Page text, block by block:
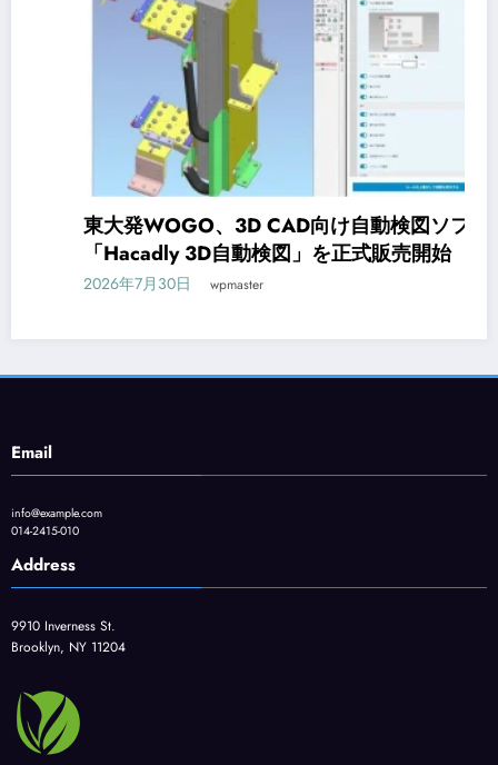
東大発WOGO、3D CAD向け自動検図ソフト
「Hacadly 3D自動検図」を正式販売開始
2026年7月30日 wpmaster
Email
info@example.com
014-2415-010
Address
9910 Inverness St.
Brooklyn, NY 11204